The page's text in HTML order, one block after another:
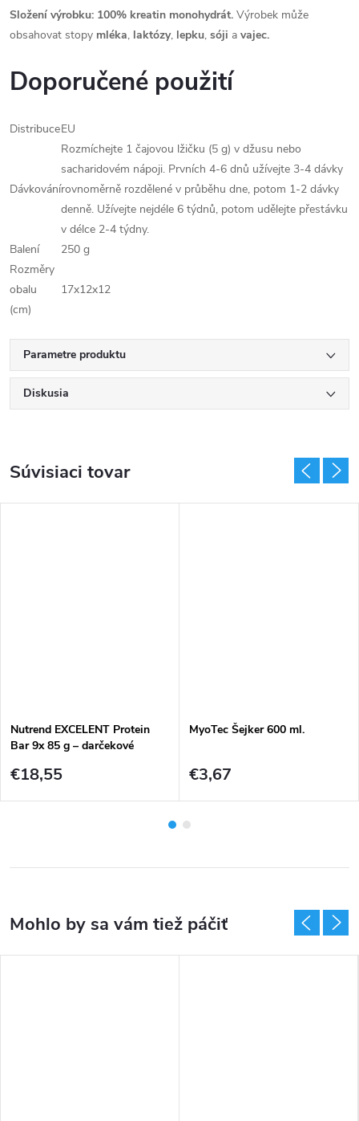
Složení výrobku: 100% kreatin monohydrát. Výrobek může
obsahovat stopy mléka, laktózy, lepku, sóji a vajec.
Doporučené použití
DistribuceEU
Dávkování
Rozmíchejte 1 čajovou lžičku (5 g) v džusu nebo
sacharidovém nápoji. Prvních 4-6 dnů užívejte 3-4 dávky
rovnoměrně rozdělené v průběhu dne, potom 1-2 dávky
denně. Užívejte nejdéle 6 týdnů, potom udělejte přestávku
v délce 2-4 týdny.
Balení
250 g
Rozměry
obalu
(cm)
17x12x12
Parametre produktu
Diskusia
Súvisiaci tovar
Nutrend EXCELENT Protein
Bar 9x 85 g – darčekové
€18,55
MyoTec Šejker 600 ml.
€3,67